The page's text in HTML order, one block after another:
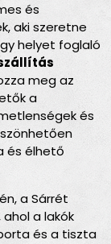
és
aki szeretne
helyet foglaló
meg az
a
és
és élhető
a Sárrét
a lakók
és a tiszta